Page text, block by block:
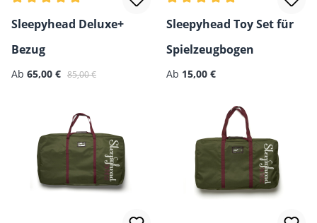
Durchschnittliche Bewertung von 5 von 5 Sternen
Sleepyhead Deluxe+
Bezug
Verkaufspreis:
Ab 65,00 € Regulärer Preis:
85,00 €
Durchschnittliche
Sleepyhead Toy Set für
Spielzeugbogen
Regulärer Preis:
Ab 15,00 €